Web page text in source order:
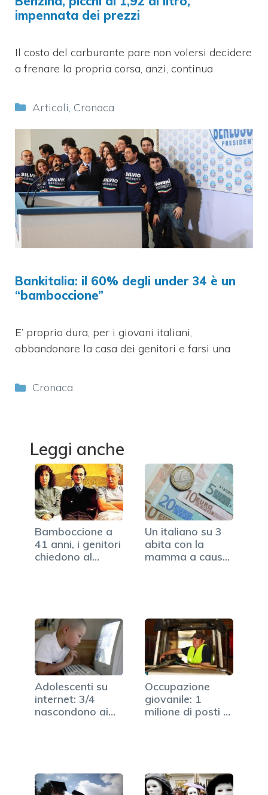
impennata dei prezzi
Il costo del carburante pare non volersi decidere
a frenare la propria corsa, anzi, continua
Categorie
Articoli, Cronaca
Bankitalia: il 60% degli under 34 è un
“bamboccione”
E’ proprio dura, per i giovani italiani,
abbandonare la casa dei genitori e farsi una
Categorie
Cronaca
Leggi anche
Bamboccione a
41 anni, i genitori
chiedono al…
Un italiano su 3
abita con la
mamma a causa
Adolescenti su
internet: 3/4
nascondono ai
Occupazione
giovanile: 1
milione di posti di